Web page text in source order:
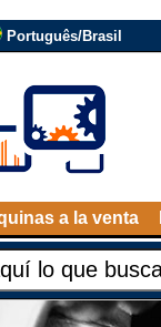
Português/Brasil
a la venta